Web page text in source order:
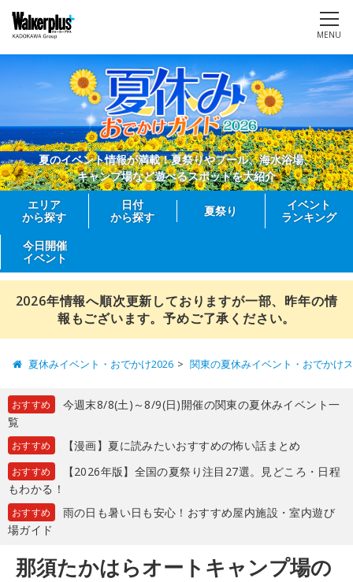
MENU
夏のイベント情報が満載！夏祭りやプール、海水浴場、
キャンプ場など遊べるスポットを大紹介
エリア
から探す
日付
から探す
夏祭り
イベント
ランキング
今日開催
イベント
2026年情報へ順次更新しておりますが一部、昨年の情
報もございます。予めご了承ください。
夏休みイベント・おでかけ2026 関東の夏休みイベント・おでかけ
おすすめ
今週末8/8(土)～8/9(日)開催の関東の夏休みイベント一
覧
おすすめ 【漫画】夏に読みたいおすすめの怖い話まとめ
おすすめ
【2026年版】全国の夏祭り注目27選。見どころ・日程
もわかる！
おすすめ
雨の日も暑い日も安心！おすすめ屋内施設・室内遊び
場ガイド
那須たかはらオートキャンプ場の